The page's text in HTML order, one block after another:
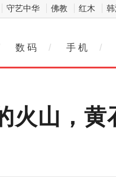
守艺中华 佛教 红木
数 码 / 手 机 /
火山，